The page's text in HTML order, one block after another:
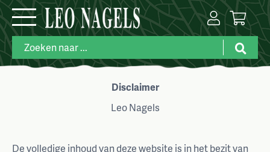
Disclaimer
Leo Nagels
De volledige inhoud van deze website is in het bezit van